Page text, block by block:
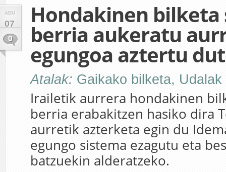
ABU
07
0
Hondakinen bilketa
berria aukeratu
egungoa aztertu
Atalak: Gaikako bilketa, Udalak
Irailetik aurrera hondakinen
berria erabakitzen hasiko dira
aurretik azterketa egin du
egungo sistema ezagutu eta
batzuekin alderatzeko.